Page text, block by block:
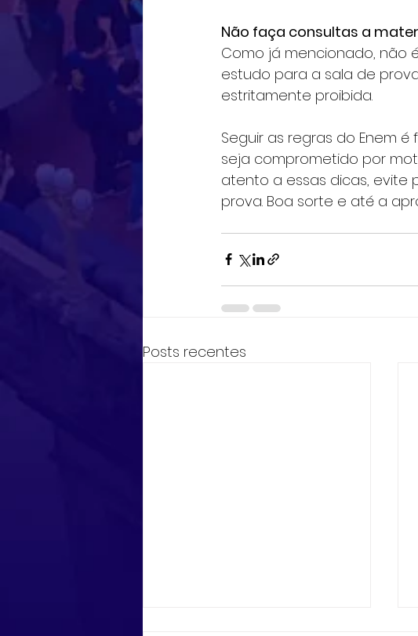
Não faça consultas a
Como já mencionado, não
estudo para a sala de
estritamente proibida.
Seguir as regras do Enem
seja comprometido por
atento a essas dicas, evite
prova. Boa sorte e até a
Posts recentes